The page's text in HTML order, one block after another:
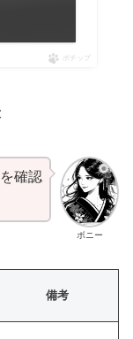
ポチップ
ボニー
確認
備考